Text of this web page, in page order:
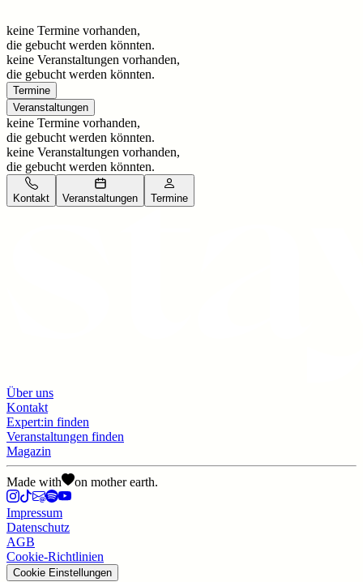
keine Termine vorhanden,
die gebucht werden könnten.
keine Veranstaltungen vorhanden,
die gebucht werden könnten.
Termine
Veranstaltungen
keine Termine vorhanden,
die gebucht werden könnten.
keine Veranstaltungen vorhanden,
die gebucht werden könnten.
Kontakt Veranstaltungen Termine
Über uns
Kontakt
Expert:in finden
Veranstaltungen finden
Magazin
Made with on mother earth.
Impressum
Datenschutz
AGB
Cookie-Richtlinien
Cookie Einstellungen